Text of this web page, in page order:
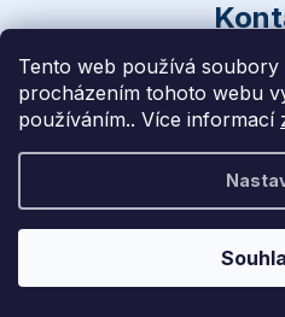
Tento web používá soubory
procházením tohoto webu
používáním.. Více informací
dotazy @
774
Liff Studio